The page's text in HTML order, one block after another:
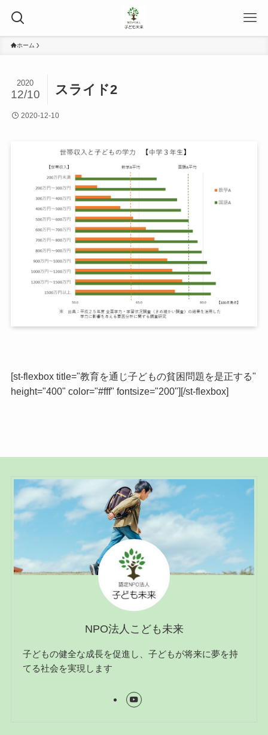
ホーム
スライド2
2020
12/10
2020-12-10
[st-flexbox title="教育を通じ子どもの貧困問題を是正する"
height="400" color="#fff" fontsize="200"][/st-flexbox]
NPO法人こども未来
子どもの健全な成長を促進し、子どもが将来に夢を持
てる社会を実現します